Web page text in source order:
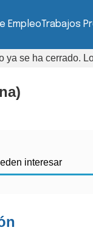
EmpleoTrabajos
ya se ha cerrado.
interesar